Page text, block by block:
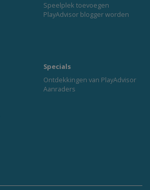
Speelplek toevoegen
PlayAdvisor blogger worden
Specials
Ontdekkingen van PlayAdvisor
Aanraders